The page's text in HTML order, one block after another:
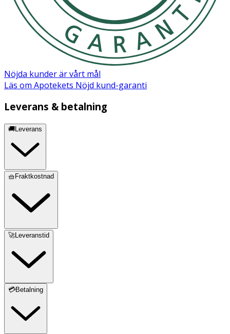
Nöjda kunder är vårt mål
Läs om Apotekets Nöjd kund-garanti
Leverans & betalning
🚚Leverans
🧺Fraktkostnad
🚀Leveranstid
💳Betalning